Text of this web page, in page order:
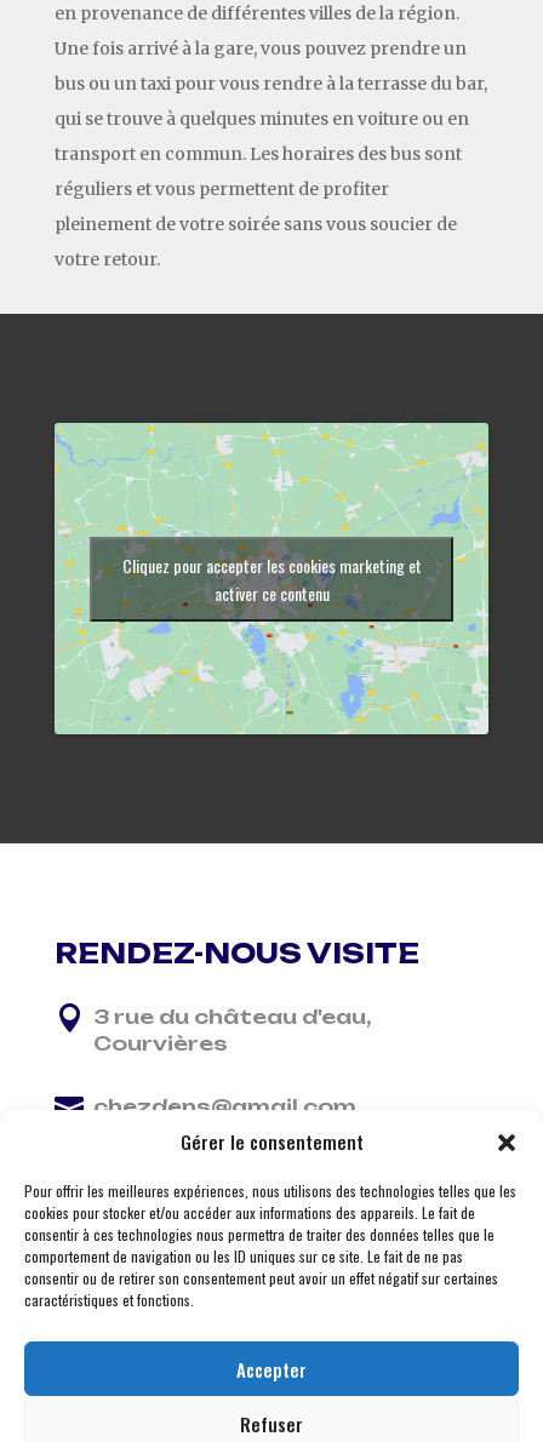
Gérer le consentement
Pour offrir les meilleures expériences, nous utilisons des technologies telles que les
cookies pour stocker et/ou accéder aux informations des appareils. Le fait de
consentir à ces technologies nous permettra de traiter des données telles que le
comportement de navigation ou les ID uniques sur ce site. Le fait de ne pas
consentir ou de retirer son consentement peut avoir un effet négatif sur certaines
caractéristiques et fonctions.
Accepter
Refuser
en provenance de différentes villes de la région.
Une fois arrivé à la gare, vous pouvez prendre un
bus ou un taxi pour vous rendre à la terrasse du bar,
qui se trouve à quelques minutes en voiture ou en
transport en commun. Les horaires des bus sont
réguliers et vous permettent de profiter
pleinement de votre soirée sans vous soucier de
votre retour.
Cliquez pour accepter les cookies marketing et
activer ce contenu
RENDEZ-NOUS VISITE
 3 rue du château d'eau,
Courvières
 chezdens@gmail.com